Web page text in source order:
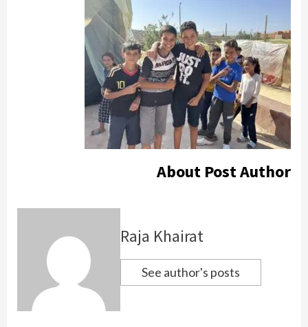
About Post Author
Raja Khairat
See author's posts